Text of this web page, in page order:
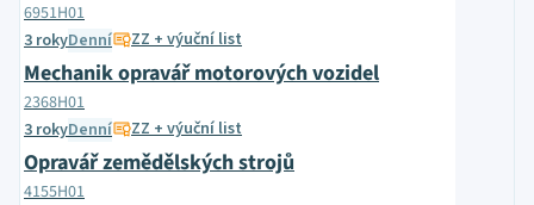
6951H01
3 rokyDenní ZZ + výuční list
Mechanik opravář motorových vozidel
2368H01
3 rokyDenní ZZ + výuční list
Opravář zemědělských strojů
4155H01